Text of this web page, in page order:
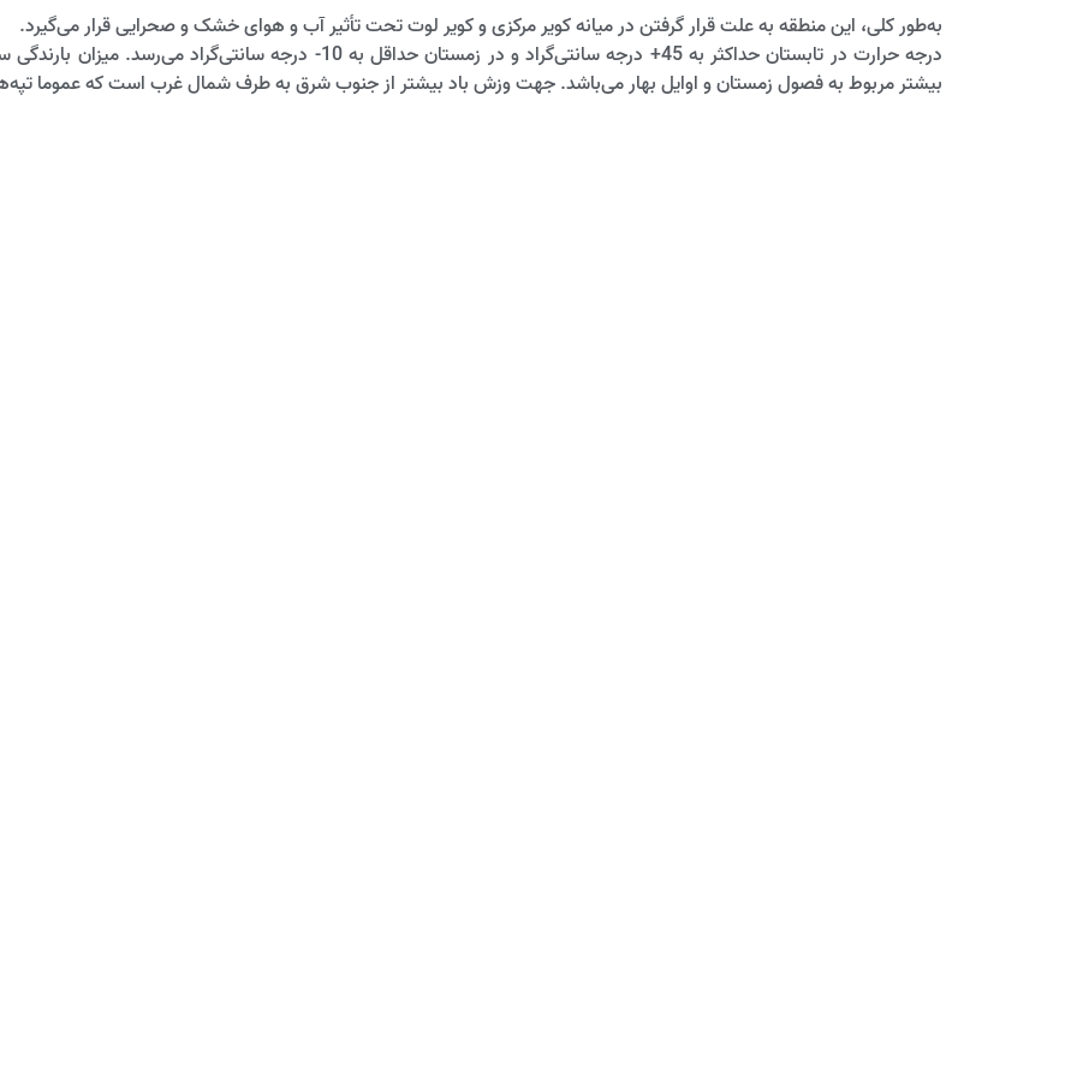
به‌طور کلی، این منطقه به علت قرار گرفتن در میانه کویر مرکزی و کویر لوت تحت تأثیر آب و هوای خشک و صحرایی قرار می‌گیرد.
بیشتر مربوط به فصول زمستان و اوایل بهار می‌باشد. جهت وزش باد بیشتر از جنوب شرق به طرف شمال غرب است که عموما